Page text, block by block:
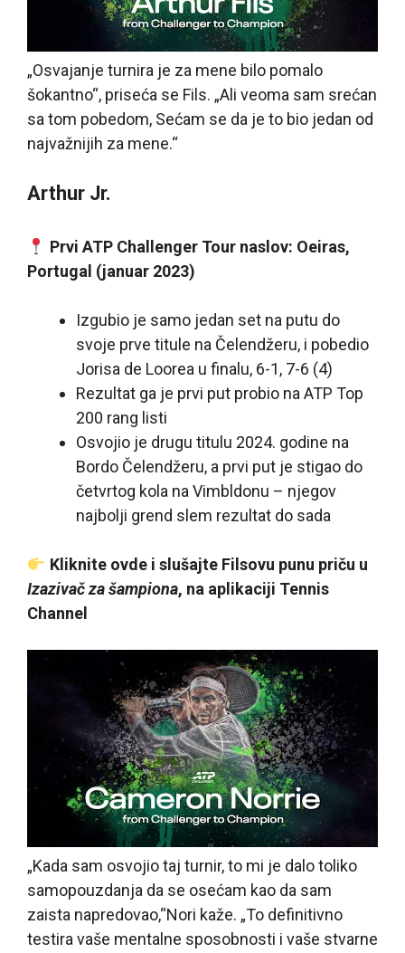
„Osvajanje turnira je za mene bilo pomalo
šokantno“, priseća se Fils. „Ali veoma sam srećan
sa tom pobedom, Sećam se da je to bio jedan od
najvažnijih za mene.“
Arthur Jr.
Prvi ATP Challenger Tour naslov: Oeiras,
Portugal (januar 2023)
Izgubio je samo jedan set na putu do
svoje prve titule na Čelendžeru, i pobedio
Jorisa de Loorea u finalu, 6-1, 7-6 (4)
Rezultat ga je prvi put probio na ATP Top
200 rang listi
Osvojio je drugu titulu 2024. godine na
Bordo Čelendžeru, a prvi put je stigao do
četvrtog kola na Vimbldonu – njegov
najbolji grend slem rezultat do sada
Kliknite ovde i slušajte Filsovu punu priču u
Izazivač za šampiona, na aplikaciji Tennis
Channel
„Kada sam osvojio taj turnir, to mi je dalo toliko
samopouzdanja da se osećam kao da sam
zaista napredovao,“Nori kaže. „To definitivno
testira vaše mentalne sposobnosti i vaše stvarne